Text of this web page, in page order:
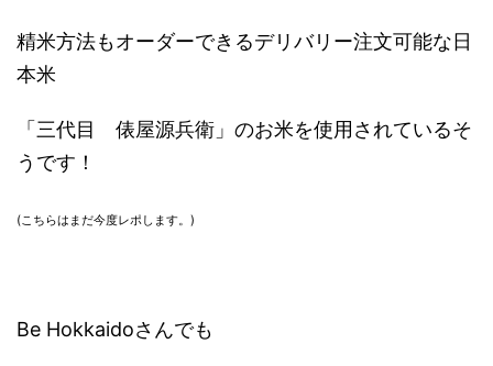
精米方法もオーダーできるデリバリー注文可能な日
本米
「三代目 俵屋源兵衛」のお米を使用されているそ
うです！
(こちらはまだ今度レポします。)
Be Hokkaidoさんでも